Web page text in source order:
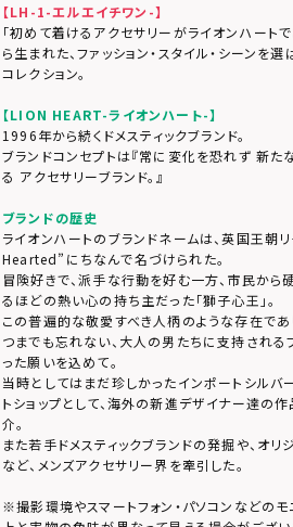
【LH-1-エルエイチワン-】
「初めて着けるアクセサリーがライオンハート
ら生まれた、ファッション・スタイル・シーンを
コレクション。
【LION HEART-ライオンハート-】
1996年から続くドメスティックブランド。
ブランドコンセプトは『常に変化を恐れず 新た
る アクセサリーブランド。』
ブランドの歴史
ライオンハートのブランドネームは、英国王朝
Hearted”にちなんで名づけられた。
冒険好きで、派手な行動を好む一方、市民から
るほどの熱い心の持ち主だった「獅子心王」。
この普遍的な敬愛すべき人柄のような存在で
つまでも忘れない、大人の男たちに支持される
った願いを込めて。
当時としてはまだ珍しかったインポートシルバ
トショップとして、海外の新進デザイナー達の
介。
また若手ドメスティックブランドの発掘や、オ
など、メンズアクセサリー界を牽引した。
※撮影環境やスマートフォン・パソコンなどのモ